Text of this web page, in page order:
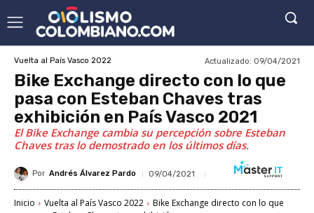
Vuelta al País Vasco 2022 Actualizado: 09/04/2021
Bike Exchange directo con lo que
pasa con Esteban Chaves tras
exhibición en País Vasco 2021
El Bike Exchange cambia su percepción sobre Esteban
Chaves tras lo demostrado en los últimos días.
Por Andrés Álvarez Pardo 09/04/2021
Inicio Vuelta al País Vasco 2022
Bike Exchange directo con lo que